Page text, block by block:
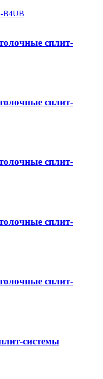
B4UB
сплит-
сплит-
сплит-
сплит-
сплит-
системы